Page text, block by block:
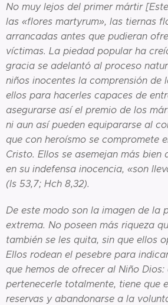
No muy lejos del primer mártir
las «flores martyrum», las tiernas
arrancadas antes que pudieran
víctimas. La piedad popular ha
gracia se adelantó al proceso
niños inocentes la comprensión de
ellos para hacerles capaces de
asegurarse así el premio de los
ni aun así pueden equipararse al
que con heroísmo se compromete
Cristo. Ellos se asemejan más bien
en su indefensa inocencia, «son
(Is 53,7; Hch 8,32).
De este modo son la imagen de la
extrema. No poseen más riqueza
también se les quita, sin que ellos
Ellos rodean el pesebre para
que hemos de ofrecer al Niño Dios:
pertenecerle totalmente, tiene que
reservas y abandonarse a la